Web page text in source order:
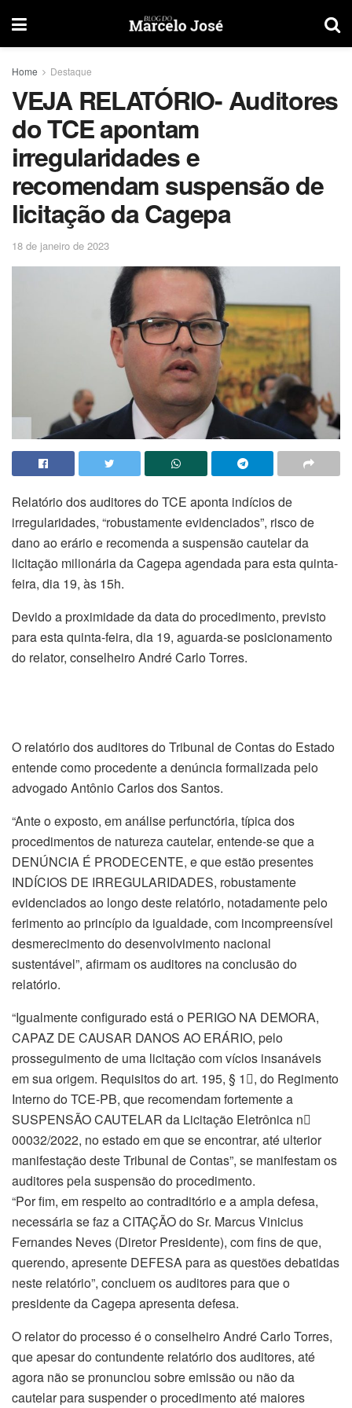
Home Destaque
VEJA RELATÓRIO- Auditores
do TCE apontam
irregularidades e
recomendam suspensão de
licitação da Cagepa
18 de janeiro de 2023
Relatório dos auditores do TCE aponta indícios de
irregularidades, “robustamente evidenciados”, risco de
dano ao erário e recomenda a suspensão cautelar da
licitação milionária da Cagepa agendada para esta quinta-
feira, dia 19, às 15h.
Devido a proximidade da data do procedimento, previsto
para esta quinta-feira, dia 19, aguarda-se posicionamento
do relator, conselheiro André Carlo Torres.
O relatório dos auditores do Tribunal de Contas do Estado
entende como procedente a denúncia formalizada pelo
advogado Antônio Carlos dos Santos.
“Ante o exposto, em análise perfunctória, típica dos
procedimentos de natureza cautelar, entende-se que a
DENÚNCIA É PRODECENTE, e que estão presentes
INDÍCIOS DE IRREGULARIDADES, robustamente
evidenciados ao longo deste relatório, notadamente pelo
ferimento ao princípio da igualdade, com incompreensível
desmerecimento do desenvolvimento nacional
sustentável”, afirmam os auditores na conclusão do
relatório.
“Igualmente configurado está o PERIGO NA DEMORA,
CAPAZ DE CAUSAR DANOS AO ERÁRIO, pelo
prosseguimento de uma licitação com vícios insanáveis
em sua origem. Requisitos do art. 195, § 1, do Regimento
Interno do TCE-PB, que recomendam fortemente a
SUSPENSÃO CAUTELAR da Licitação Eletrônica n
00032/2022, no estado em que se encontrar, até ulterior
manifestação deste Tribunal de Contas”, se manifestam os
auditores pela suspensão do procedimento.
“Por fim, em respeito ao contraditório e a ampla defesa,
necessária se faz a CITAÇÃO do Sr. Marcus Vinicius
Fernandes Neves (Diretor Presidente), com fins de que,
querendo, apresente DEFESA para as questões debatidas
neste relatório”, concluem os auditores para que o
presidente da Cagepa apresenta defesa.
O relator do processo é o conselheiro André Carlo Torres,
que apesar do contundente relatório dos auditores, até
agora não se pronunciou sobre emissão ou não da
cautelar para suspender o procedimento até maiores